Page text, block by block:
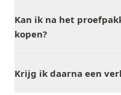
Kan ik na het
kopen?
Krijg ik daarna een